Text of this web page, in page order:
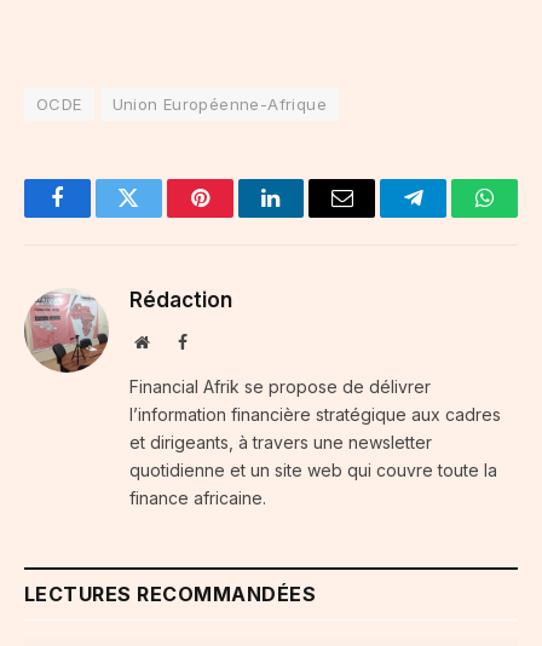
OCDE Union Européenne-Afrique
FacebookTwitter PinterestLinkedInEmail Telegram
Rédaction
WebsiteFacebook
Financial Afrik se propose de délivrer
l’information financière stratégique aux cadres
et dirigeants, à travers une newsletter
quotidienne et un site web qui couvre toute la
finance africaine.
LECTURES RECOMMANDÉES